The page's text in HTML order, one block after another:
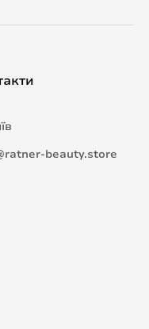
beauty.store